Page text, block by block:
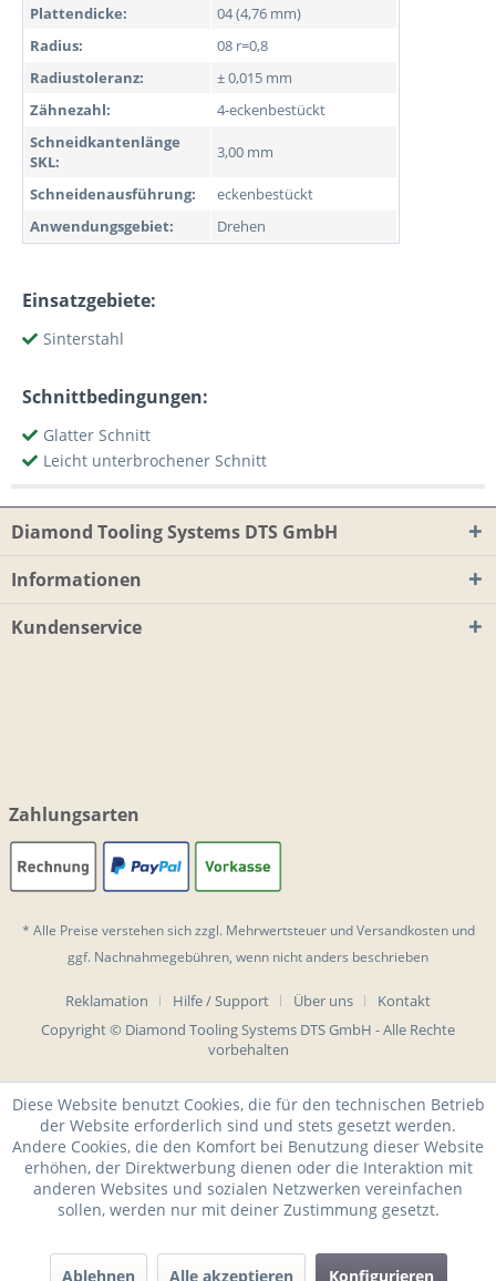
Plattendicke:
04 (4,76 mm)
Radius:
08 r=0,8
Radiustoleranz:
± 0,015 mm
Zähnezahl:
4-eckenbestückt
Schneidkantenlänge
SKL:
3,00 mm
Schneidenausführung:
eckenbestückt
Anwendungsgebiet:
Drehen
Einsatzgebiete:
Sinterstahl
Schnittbedingungen:
Glatter Schnitt
Leicht unterbrochener Schnitt
Diamond Tooling Systems DTS GmbH
Informationen
Kundenservice
Zahlungsarten
* Alle Preise verstehen sich zzgl. Mehrwertsteuer undVersandkostenund
ggf. Nachnahmegebühren, wenn nicht anders beschrieben
Reklamation Hilfe / Support Über uns
Kontakt
Copyright © Diamond Tooling Systems DTS GmbH - Alle Rechte
vorbehalten
Diese Website benutzt Cookies, die für den technischen Betrieb
der Website erforderlich sind und stets gesetzt werden.
Andere Cookies, die den Komfort bei Benutzung dieser Website
erhöhen, der Direktwerbung dienen oder die Interaktion mit
anderen Websites und sozialen Netzwerken vereinfachen
sollen, werden nur mit deiner Zustimmung gesetzt.
Ablehnen Alle akzeptieren Konfigurieren